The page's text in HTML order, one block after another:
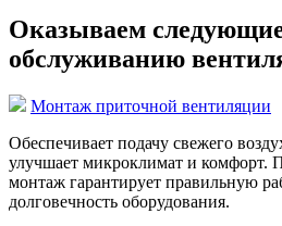
Оказываем
обслуживанию
Монтаж приточной вентиляции
Обеспечивает подачу свежего
улучшает микроклимат и комфорт.
монтаж гарантирует правильную
долговечность оборудования.